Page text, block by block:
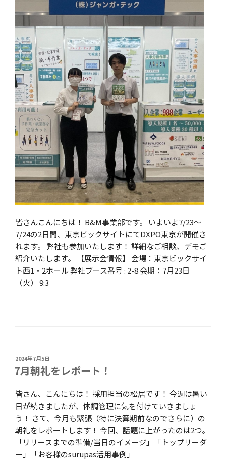
皆さんこんにちは！ B&M事業部です。 いよいよ7/23～
7/24の2日間、東京ビックサイトにてDXPO東京が開催さ
れます。 弊社も参加いたします！ 詳細なご相談、デモご
紹介いたします。 【展示会情報】 会場：東京ビックサイ
ト西1・2ホール 弊社ブース番号 : 2-8 会期：7月23日
（火） 9:3
投
稿
日:
2024年7月5日
7月朝礼をレポート！
皆さん、こんにちは！ 採用担当の松居です！ 今週は暑い
日が続きましたが、体調管理に気を付けていきましょ
う！ さて、今月も緊張（特に決算期前なのでさらに）の
朝礼をレポートします！ 今回、話題に上がったのは2つ。
「リリースまでの準備/当日のイメージ」「トップリーダ
ー」「お客様のsurupas活用事例」